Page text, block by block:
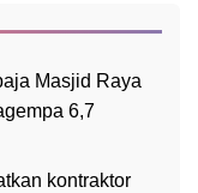
Masjid Raya
6,7
kontraktor